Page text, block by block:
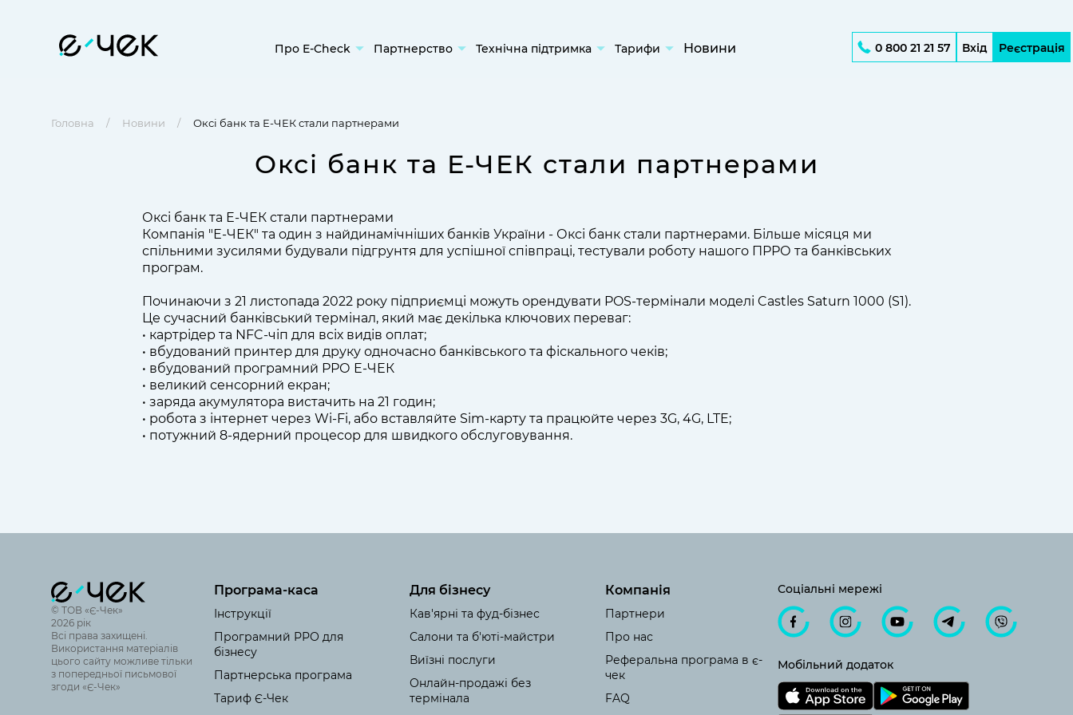
Про E-Check
Прийом оплат
Універсальні рішення
Галузеві (спеціалізовані)
Про нас
FAQ
Партнерство Технічна підтримка
E-mail: info@e-
check.com.ua
Тарифи Новини 0 800 21 21 57 Вхід Реєстрація
Головна Новини Оксі банк та Е-ЧЕК стали партнерами
Оксі банк та Е-ЧЕК стали партнерами
Оксі банк та Е-ЧЕК стали партнерами
Компанія "Е-ЧЕК" та один з найдинамічніших банків України - Оксі банк стали партнерами. Більше місяця ми
спільними зусилями будували підгрунтя для успішної співпраці, тестували роботу нашого ПРРО та банківських
програм.
Починаючи з 21 листопада 2022 року підприємці можуть орендувати POS-термінали моделі Castles Saturn 1000 (S1).
Це сучасний банківський термінал, який має декілька ключових переваг:
• картрідер та NFC-чіп для всіх видів оплат;
• вбудований принтер для друку одночасно банківського та фіскального чеків;
• вбудований програмний РРО Е-ЧЕК
• великий сенсорний екран;
• заряда акумулятора вистачить на 21 годин;
• робота з інтернет через Wi-Fi, або вставляйте Sim-карту та працюйте через 3G, 4G, LTE;
• потужний 8-ядерний процесор для швидкого обслуговування.
© ТОВ «Є-Чек»
2026 рік
Всі права захищені.
Використання матеріалів
цього сайту можливе тільки
з попередньої письмової
згоди «Є-Чек»
Програма-каса
Інструкції
Програмний РРО для
бізнесу
Партнерська програма
Тариф Є-Чек
Для бізнесу
Кав'ярні та фуд-бізнес
Салони та б'юті-майстри
Виїзні послуги
Онлайн-продажі без
термінала
Компанія
Партнери
Про нас
Реферальна програма в є-
чек
FAQ
Соціальні мережі
Мобільний додаток